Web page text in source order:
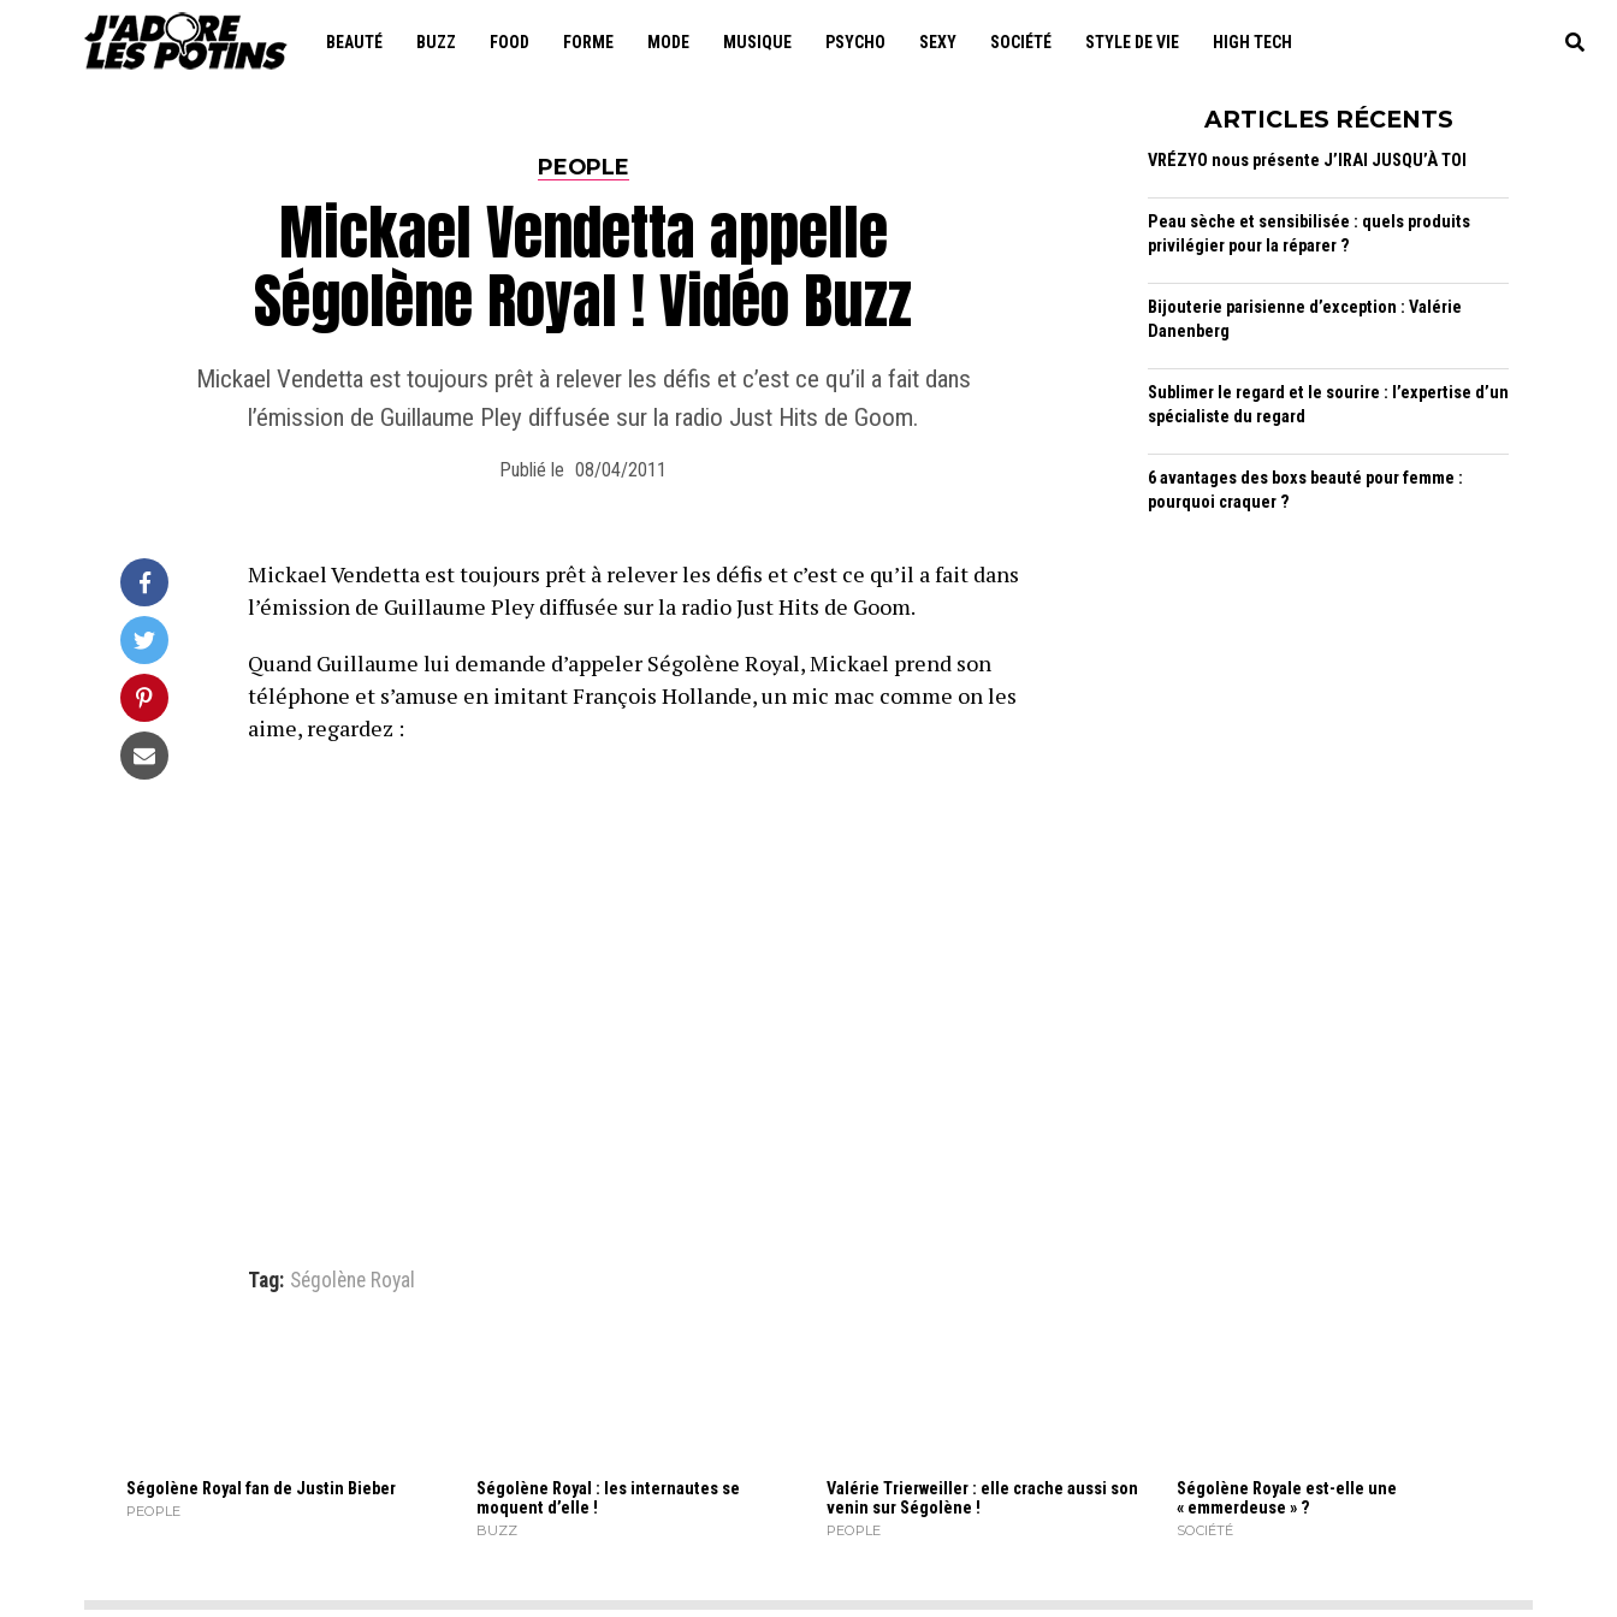
BEAUTÉ BUZZ FOOD FORME MODE MUSIQUE PSYCHO SEXY SOCIÉTÉ STYLE DE VIE HIGH TECH
PEOPLE
Mickael Vendetta appelle
Ségolène Royal ! Vidéo Buzz
Mickael Vendetta est toujours prêt à relever les défis et c’est ce qu’il a fait dans
l’émission de Guillaume Pley diffusée sur la radio Just Hits de Goom.
Publié le 08/04/2011
Mickael Vendetta est toujours prêt à relever les défis et c’est ce qu’il a fait dans
l’émission de Guillaume Pley diffusée sur la radio Just Hits de Goom.
Quand Guillaume lui demande d’appeler Ségolène Royal, Mickael prend son
téléphone et s’amuse en imitant François Hollande, un mic mac comme on les
aime, regardez :
Tag: Ségolène Royal
ARTICLES RÉCENTS
VRÉZYO nous présente J’IRAI JUSQU’À TOI
Peau sèche et sensibilisée : quels produits
privilégier pour la réparer ?
Bijouterie parisienne d’exception : Valérie
Danenberg
Sublimer le regard et le sourire : l’expertise d’un
spécialiste du regard
6 avantages des boxs beauté pour femme :
pourquoi craquer ?
Ségolène Royal fan de Justin Bieber
PEOPLE
Ségolène Royal : les internautes se
moquent d’elle !
BUZZ
Valérie Trierweiller : elle crache aussi son
venin sur Ségolène !
PEOPLE
Ségolène Royale est-elle une
« emmerdeuse » ?
SOCIÉTÉ